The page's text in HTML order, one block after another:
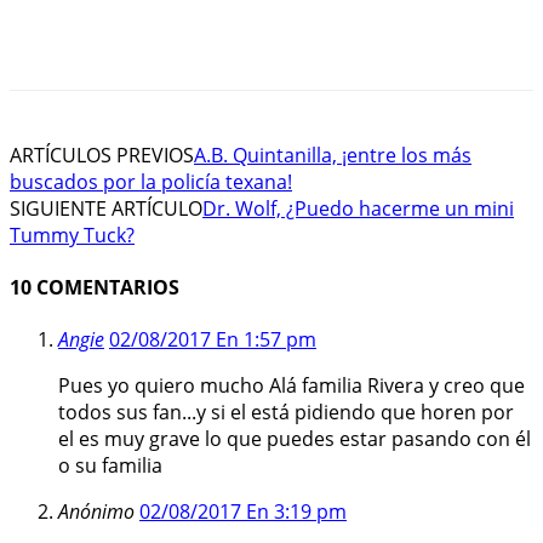
ARTÍCULOS PREVIOSA.B. Quintanilla, ¡entre los más
buscados por la policía texana!
SIGUIENTE ARTÍCULODr. Wolf, ¿Puedo hacerme un mini
Tummy Tuck?
10 COMENTARIOS
Angie02/08/2017 En 1:57 pm
Pues yo quiero mucho Alá familia Rivera y creo que
todos sus fan...y si el está pidiendo que horen por
el es muy grave lo que puedes estar pasando con él
o su familia
Anónimo02/08/2017 En 3:19 pm